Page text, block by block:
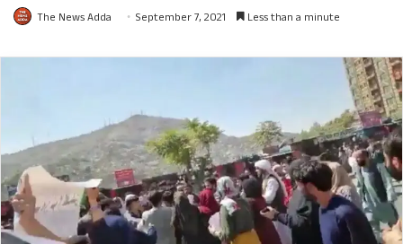
The News Adda September 7, 2021 Less than a minute